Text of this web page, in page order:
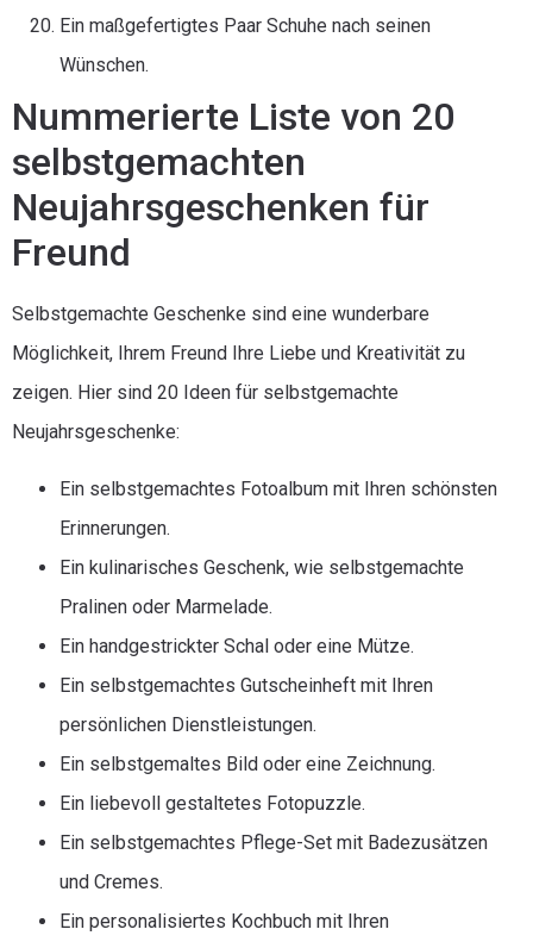
Ein maßgefertigtes Paar Schuhe nach seinen
Wünschen.
Nummerierte Liste von 20
selbstgemachten
Neujahrsgeschenken für
Freund
Selbstgemachte Geschenke sind eine wunderbare
Möglichkeit, Ihrem Freund Ihre Liebe und Kreativität zu
zeigen. Hier sind 20 Ideen für selbstgemachte
Neujahrsgeschenke:
Ein selbstgemachtes Fotoalbum mit Ihren schönsten
Erinnerungen.
Ein kulinarisches Geschenk, wie selbstgemachte
Pralinen oder Marmelade.
Ein handgestrickter Schal oder eine Mütze.
Ein selbstgemachtes Gutscheinheft mit Ihren
persönlichen Dienstleistungen.
Ein selbstgemaltes Bild oder eine Zeichnung.
Ein liebevoll gestaltetes Fotopuzzle.
Ein selbstgemachtes Pflege-Set mit Badezusätzen
und Cremes.
Ein personalisiertes Kochbuch mit Ihren